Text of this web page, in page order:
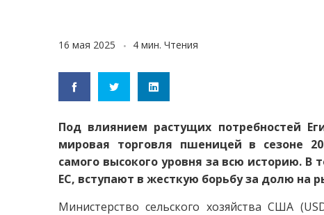
16 мая 2025 4 мин. Чтения
Под влиянием растущих потребностей
мировая торговля пшеницей в сезоне
самого высокого уровня за всю историю. В
ЕС, вступают в жесткую борьбу за долю на
Министерство сельского хозяйства США